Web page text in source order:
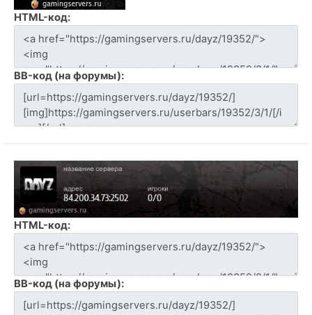
HTML-код:
BB-код (на форумы):
HTML-код:
BB-код (на форумы):